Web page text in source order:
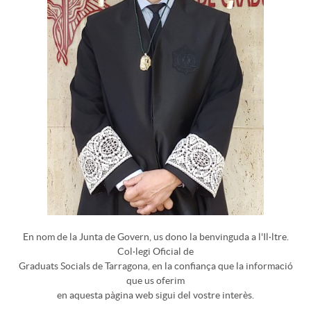
En nom de la Junta de Govern, us dono la benvinguda a l'Il·ltre.
Col·legi Oficial de
Graduats Socials de Tarragona, en la confiança que la informació
que us oferim
en aquesta pàgina web sigui del vostre interès.